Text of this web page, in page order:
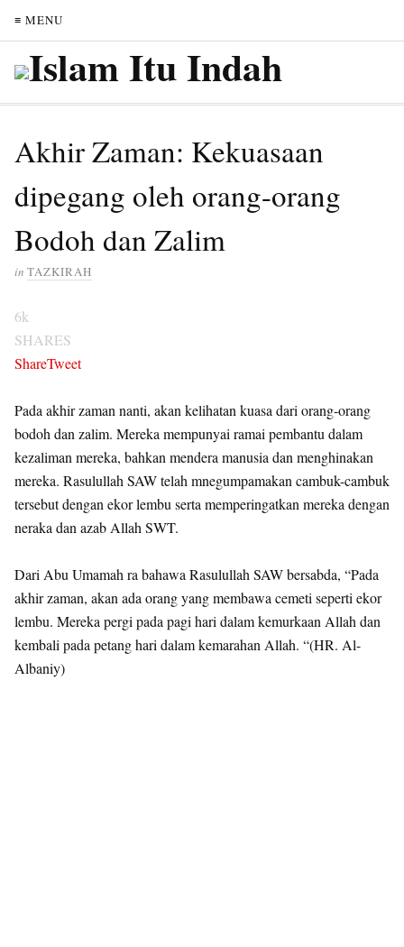
≡ MENU
Akhir Zaman: Kekuasaan
dipegang oleh orang-orang
Bodoh dan Zalim
in TAZKIRAH
6k
SHARES
ShareTweet
Pada akhir zaman nanti, akan kelihatan kuasa dari orang-orang
bodoh dan zalim. Mereka mempunyai ramai pembantu dalam
kezaliman mereka, bahkan mendera manusia dan menghinakan
mereka. Rasulullah SAW telah mnegumpamakan cambuk-cambuk
tersebut dengan ekor lembu serta memperingatkan mereka dengan
neraka dan azab Allah SWT.
Dari Abu Umamah ra bahawa Rasulullah SAW bersabda, “Pada
akhir zaman, akan ada orang yang membawa cemeti seperti ekor
lembu. Mereka pergi pada pagi hari dalam kemurkaan Allah dan
kembali pada petang hari dalam kemarahan Allah. “(HR. Al-
Albaniy)